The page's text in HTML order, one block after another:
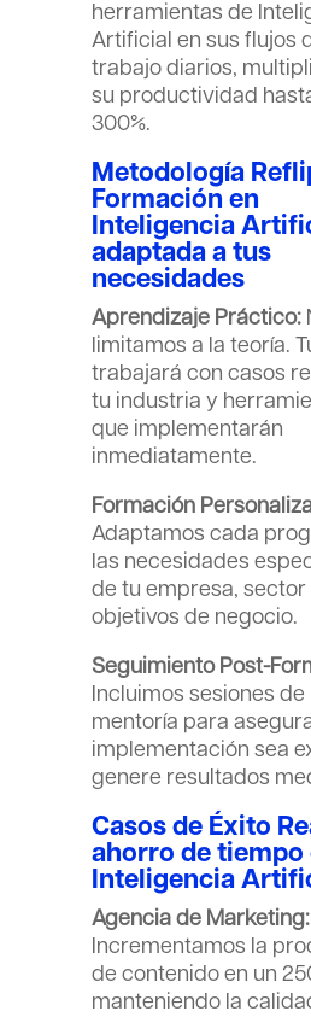
herramientas de
Artificial en sus flujos
trabajo diarios,
su productividad
300%.
Metodología
Formación en
Inteligencia
adaptada a tus
necesidades
Aprendizaje Práctico:
limitamos a la teoría.
trabajará con casos
tu industria y
que implementarán
inmediatamente.
Formación
Adaptamos cada
las necesidades
de tu empresa, sector
objetivos de negocio.
Seguimiento Post-
Incluimos sesiones de
mentoría para
implementación sea
genere resultados
Casos de Éxito
ahorro de tiempo
Inteligencia
Agencia de Marketing:
Incrementamos la
de contenido en un
manteniendo la